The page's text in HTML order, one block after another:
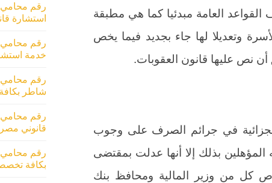
العامة مبدئيا كما هي مطبقة
وتعديلا لها جاء بجديد فيما يخص
نص عليها قانون العقوبات.
الأمر رقم 96-22 المتابعة الجزائية في جرائم الصرف على وجوب
بذلك إلا أنها عدلت بمقتضى
الاختصاص كل من وزير المالية ومحافظ بنك
رقم
استشارة
رقم محامي
خدمة
رقم
شاطر
رقم
قانوني
رقم
بكافة